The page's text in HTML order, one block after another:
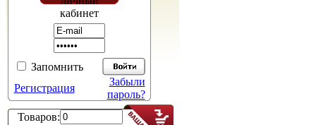
кабинет
Запомнить
Регистрация
Забыли
пароль?
Товаров: